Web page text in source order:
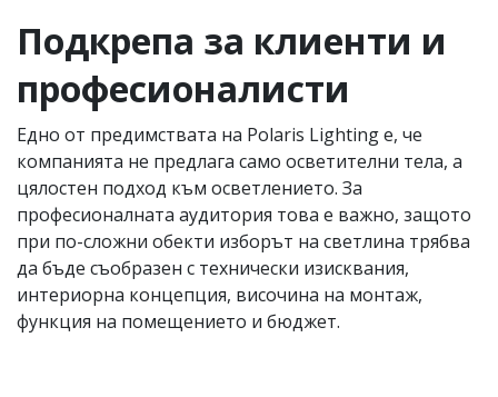
Подкрепа за клиенти и
професионалисти
Едно от предимствата на Polaris Lighting е, че
компанията не предлага само осветителни тела, а
цялостен подход към осветлението. За
професионалната аудитория това е важно, защото
при по-сложни обекти изборът на светлина трябва
да бъде съобразен с технически изисквания,
интериорна концепция, височина на монтаж,
функция на помещението и бюджет.